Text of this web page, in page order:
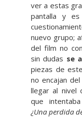
ver a estas
pantalla y
nuevo grupo;
del film no
sin dudas se
piezas de
no encajan
llegar al nivel
que
¿Una perdida